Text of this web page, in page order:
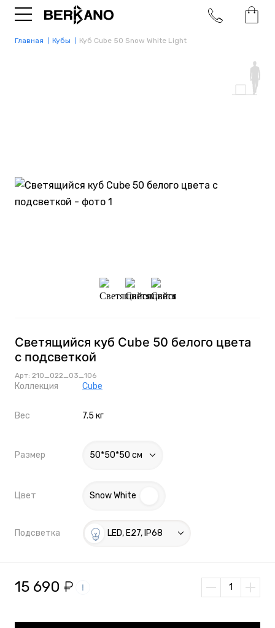
Главная Кубы Куб Cube 50 Snow White Light
Светящийся куб Cube 50 белого цвета
с подсветкой
Арт: 210_022_03_106
Коллекция Cube
Вес 7.5 кг
Размер 50*50*50 см
Цвет Snow White
Подсветка LED, E27, IP68
15 690 ₽